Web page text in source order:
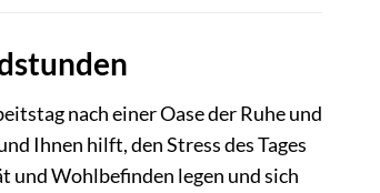
nach einer Oase der Ruhe und
Ihnen hilft, den Stress des Tages
und Wohlbefinden legen und sich